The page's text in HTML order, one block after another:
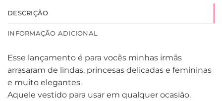
DESCRIÇÃO
INFORMAÇÃO ADICIONAL
Esse lançamento é para vocês minhas irmãs
arrasaram de lindas, princesas delicadas e femininas
e muito elegantes.
Aquele vestido para usar em qualquer ocasião.